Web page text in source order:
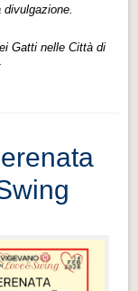
Gatti nelle Città di